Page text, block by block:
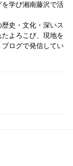
学び湘南藤沢で活
史・文化・深いス
よろこび、現地を
ログで発信してい